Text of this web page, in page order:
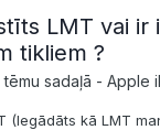
LMT vai ir
tikliem ?
sadaļā - Apple
(Iegādāts kā LMT